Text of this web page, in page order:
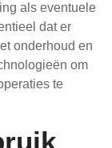
als eventuele
dat er
onderhoud en
om
te